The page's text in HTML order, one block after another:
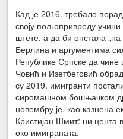
Кад је 2016. требало
своју пољопривреду
штете, а да би опстала
Берлина и аргументима
Републике Српске да
Човић и Изетбеговић
су 2019. имигранти
сиромашном бошњачком
новембру је, као казнена
Кристијан Шмит: ни цента
око имиграната.